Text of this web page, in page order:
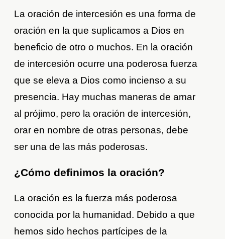
La oración de intercesión es una forma de
oración en la que suplicamos a Dios en
beneficio de otro o muchos. En la oración
de intercesión ocurre una poderosa fuerza
que se eleva a Dios como incienso a su
presencia. Hay muchas maneras de amar
al prójimo, pero la oración de intercesión,
orar en nombre de otras personas, debe
ser una de las más poderosas.
¿Cómo definimos la oración?
La oración es la fuerza más poderosa
conocida por la humanidad. Debido a que
hemos sido hechos partícipes de la